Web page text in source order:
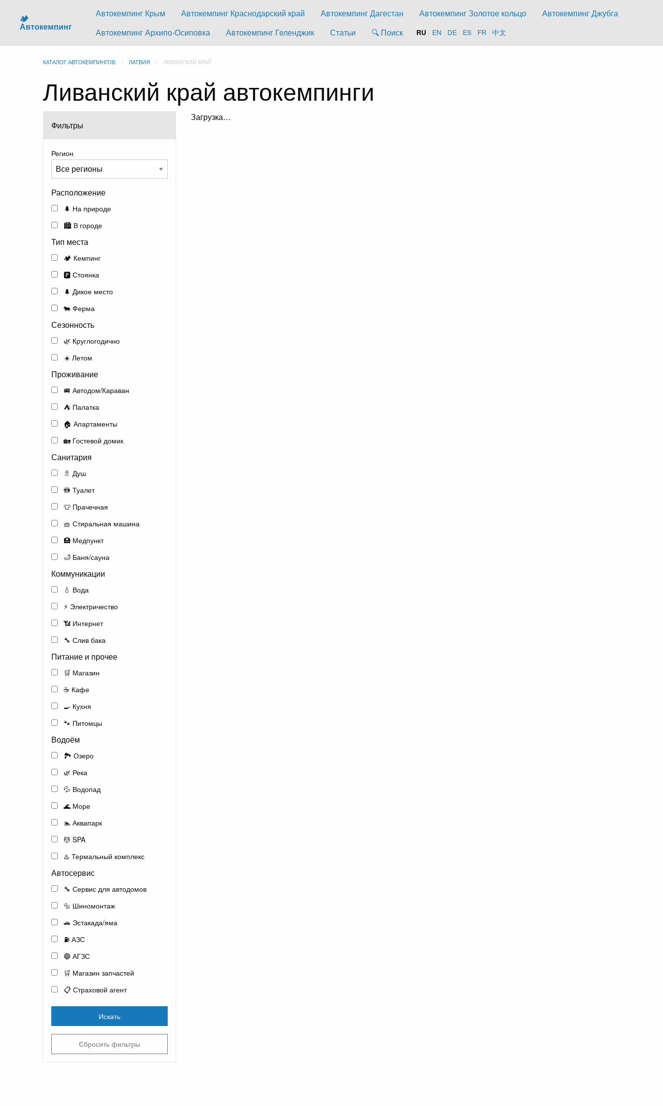
🏕️
Автокемпинг
Автокемпинг Крым Автокемпинг Краснодарский край Автокемпинг Дагестан Автокемпинг Золотое кольцо
Автокемпинг Джубга
Автокемпинг Архипо-Осиповка
Автокемпинг Геленджик Статьи 🔍 Поиск RU · EN · DE · ES · FR · 中文
КАТАЛОГ АВТОКЕМПИНГОВ ЛАТВИЯ ЛИВАНСКИЙ КРАЙ
Ливанский край автокемпинги
Фильтры
Регион
Расположение
🌲 На природе
🏙️ В городе
Тип места
🏕️ Кемпинг
🅿️ Стоянка
🌲 Дикое место
🐄 Ферма
Сезонность
🌿 Круглогодично
☀️ Летом
Проживание
🚐 Автодом/Караван
⛺ Палатка
🏠 Апартаменты
🏡 Гостевой домик
Санитария
🚿 Душ
🚻 Туалет
👕 Прачечная
🧺 Стиральная машина
🏥 Медпункт
🛁 Баня/сауна
Коммуникации
💧 Вода
⚡ Электричество
📶 Интернет
🔧 Слив бака
Питание и прочее
🛒 Магазин
☕ Кафе
🍳 Кухня
🐾 Питомцы
Водоём
🏞️ Озеро
🌿 Река
💦 Водопад
🌊 Море
🏊 Аквапарк
💆 SPA
♨️ Термальный комплекс
Автосервис
🔧 Сервис для автодомов
🔩 Шиномонтаж
🚗 Эстакада/яма
⛽ АЗС
🔵 АГЗС
🛒 Магазин запчастей
📋 Страховой агент
Искать
Сбросить фильтры
Загрузка…